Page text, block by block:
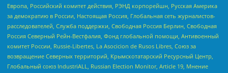
Европа, Российский комитет действия, РЭНД корпорейшн, Русская Америка
за демократию в России, Настоящая Россия, Глобальная сеть журналистов-
расследователей, Служба поддержки, Свободная Россия Берлин, Свободная
Россия Северный Рейн-Вестфалия, Фонд глобальной помощи, Антивоенный
комитет России, Russie-Libertes, La Asocicion de Rusos Libres, Союз за
возвращение Северных территорий, Крымскотатарский Ресурсный Центр,
Глобальный союз IndustriALL, Russian Election Monitor, Article 19, Мнение